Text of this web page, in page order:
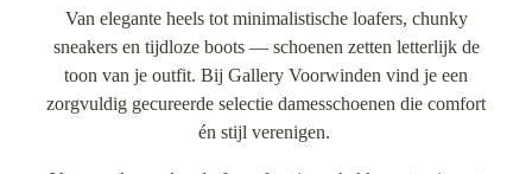
Van elegante heels tot minimalistische loafers, chunky
sneakers en tijdloze boots — schoenen zetten letterlijk de
toon van je outfit. Bij Gallery Voorwinden vind je een
zorgvuldig gecureerde selectie damesschoenen die comfort
én stijl verenigen.